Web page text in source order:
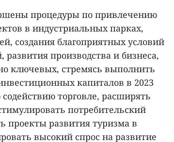
процедуры по привлечению
в индустриальных парках,
создания благоприятных условий
производства и бизнеса,
ключевых, стремясь выполнить
капиталов в 2023
содействию торговле, расширять
потребительский
проекты развития туризма в
высокий спрос на развитие